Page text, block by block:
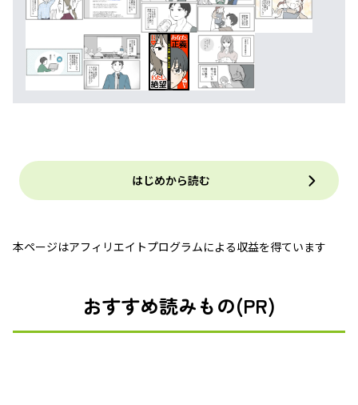
はじめから読む
本ページはアフィリエイトプログラムによる収益を得ています
おすすめ読みもの(PR)